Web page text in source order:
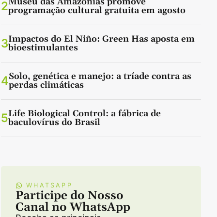
2programação cultural gratuita em agosto
3Impactos do El Niño: Green Has aposta em
bioestimulantes
4Solo, genética e manejo: a tríade contra as
perdas climáticas
5Life Biological Control: a fábrica de
baculovírus do Brasil
WHATSAPP
Participe do Nosso
Canal no WhatsApp